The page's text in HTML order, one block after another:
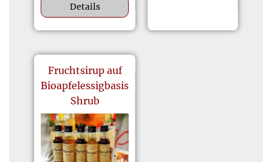
Details
Fruchtsirup auf
Bioapfelessigbasis
Shrub